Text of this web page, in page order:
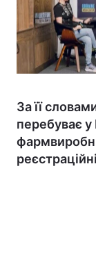
За її
перебуває у